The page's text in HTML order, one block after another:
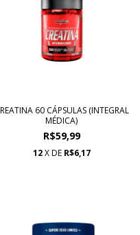
60 CÁPSULAS (INTEGRAL
MÉDICA)
R$59,99
12 X DE R$6,17